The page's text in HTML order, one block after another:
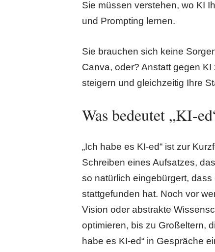
Sie müssen verstehen, wo KI
und Prompting lernen.
Sie brauchen sich keine
Canva, oder? Anstatt gegen
steigern und gleichzeitig Ihre
Was bedeutet „KI-
„Ich habe es KI-ed“ ist zur
Schreiben eines Aufsatzes,
so natürlich eingebürgert,
stattgefunden hat. Noch vor
Vision oder abstrakte
optimieren, bis zu Großeltern,
habe es KI-ed“ in Gespräche